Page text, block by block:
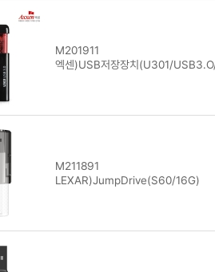
M201911
엑센)USB저장장치(U301/
M211891
LEXAR)JumpDrive(S60/16G)